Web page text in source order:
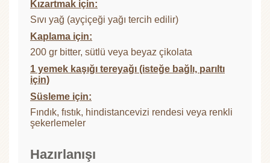
Kızartmak için:
Sıvı yağ (ayçiçeği yağı tercih edilir)
Kaplama için:
200 gr bitter, sütlü veya beyaz çikolata
1 yemek kaşığı tereyağı (isteğe bağlı, parıltı
için)
Süsleme için:
Fındık, fıstık, hindistancevizi rendesi veya renkli
şekerlemeler
Hazırlanışı